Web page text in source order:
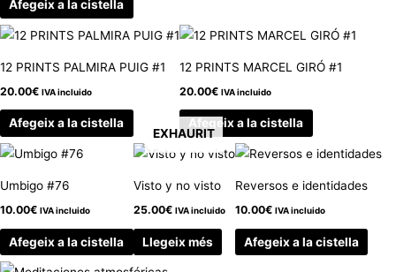
Afegeix a la cistella
12 PRINTS PALMIRA PUIG #1
20.00€ IVA incluido
Afegeix a la cistella
12 PRINTS MARCEL GIRÓ #1
20.00€ IVA incluido
Afegeix a la cistella
Umbigo #76
10.00€ IVA incluido
Afegeix a la cistella
EXHAURIT
Visto y no visto
25.00€ IVA incluido
Llegeix més
Reversos e identidades
10.00€ IVA incluido
Afegeix a la cistella